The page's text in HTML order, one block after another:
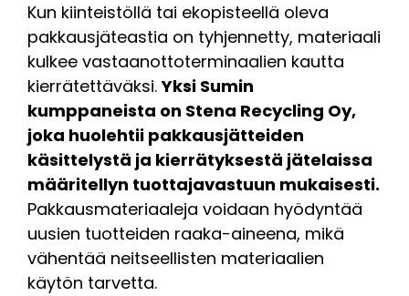
Kun kiinteistöllä tai ekopisteellä oleva
pakkausjäteastia on tyhjennetty, materiaali
kulkee vastaanottoterminaalien kautta
kierrätettäväksi.Yksi Sumin
kumppaneista on Stena Recycling Oy,
joka huolehtii pakkausjätteiden
käsittelystä ja kierrätyksestä jätelaissa
määritellyn tuottajavastuun mukaisesti.
Pakkausmateriaaleja voidaan hyödyntää
uusien tuotteiden raaka-aineena, mikä
vähentää neitseellisten materiaalien
käytön tarvetta.